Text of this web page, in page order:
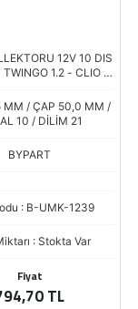
12V 10 DIS
TWINGO 1.2 - CLIO -
/ PEUGEOT /
MERCEDES
MM / ÇAP 50,0 MM /
10 / DİLİM 21
BYPART
: B-UMK-1239
: Stokta Var
Fiyat
TL